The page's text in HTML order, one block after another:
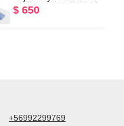
$ 650
+56992299769